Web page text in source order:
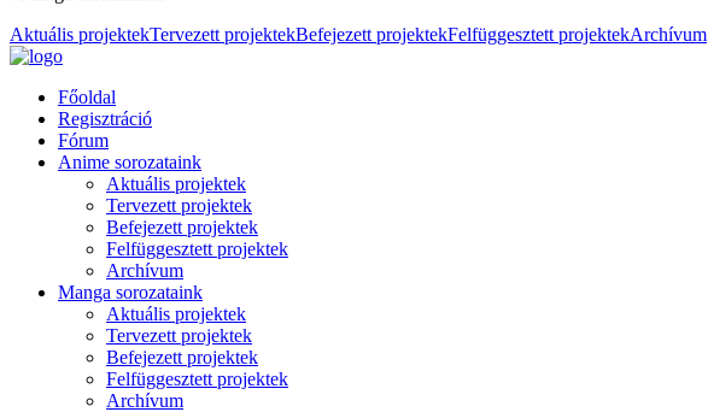
Aktuális projektekTervezett projektekBefejezett projektekFelfüggesztett projektekArchívum
Főoldal
Regisztráció
Fórum
Anime sorozataink
Aktuális projektek
Tervezett projektek
Befejezett projektek
Felfüggesztett projektek
Archívum
Manga sorozataink
Aktuális projektek
Tervezett projektek
Befejezett projektek
Felfüggesztett projektek
Archívum